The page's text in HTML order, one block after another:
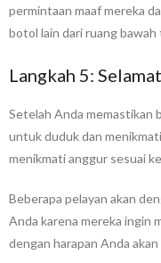
permintaan maaf mereka
botol lain dari ruang bawah
Langkah 5:
Setelah Anda memastikan
untuk duduk dan
menikmati anggur sesuai
Beberapa pelayan akan
Anda karena mereka ingin
dengan harapan Anda